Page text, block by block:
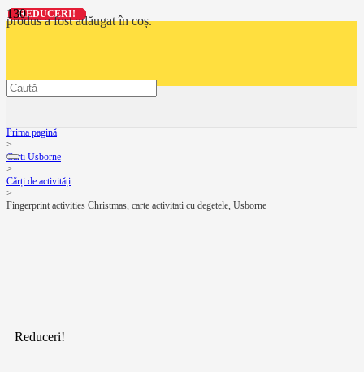
produsa fost adăugat în coș.
Prima pagină
>
Carti Usborne
>
Cărți de activități
>
Fingerprint activities Christmas, carte activitati cu degetele, Usborne
Reduceri!
REDUCERI!
REDUCERI!
REDUCERI!
REDUCERI!